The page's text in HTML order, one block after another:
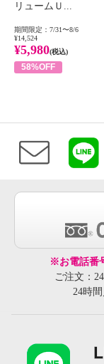
リュームＵ...
期間限定：7/31〜8/6
¥14,524
¥5,980(税込)
58%OFF
※お電話番
ご注文：
24時